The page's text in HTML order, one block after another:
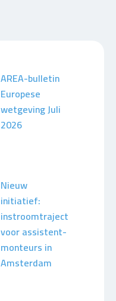
AREA-bulletin
Europese
wetgeving Juli
2026
Nieuw
initiatief:
instroomtraject
voor assistent-
monteurs in
Amsterdam